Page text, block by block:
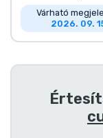
Várható
2026. 09.